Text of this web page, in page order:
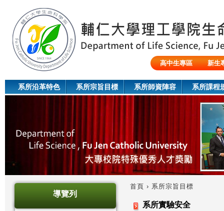
高中生專區
新生
系所沿革特色 系所宗旨目標 系所師資陣容 系所課程
導覽列
您
首頁 › 系所宗旨目標
系所實驗安全